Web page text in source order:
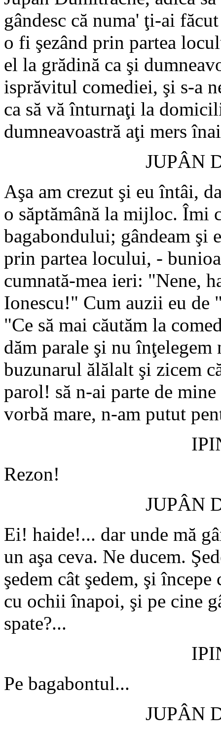
gândesc că numa' ţi-ai
o fi şezând prin partea
el la grădină ca şi
isprăvitul comediei, şi s-a
ca să vă înturnaţi la
dumneavoastră aţi mers
JUPÂN
Aşa am crezut şi eu întâi,
o săptămână la mijloc. Îmi
bagabondului; gândeam şi
prin partea locului, -
cumnată-mea ieri: "Nene,
Ionescu!" Cum auzii eu de
"Ce să mai căutăm la
dăm parale şi nu
buzunarul ălălalt şi zicem
parol! să n-ai parte de
vorbă mare, n-am putut
Rezon!
JUPÂN
Ei! haide!... dar unde mă
un aşa ceva. Ne ducem.
şedem cât şedem, şi
cu ochii înapoi, şi pe cine
spate?...
Pe bagabontul...
JUPÂN